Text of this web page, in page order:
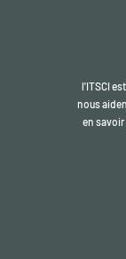
l'ITSCI
nous
en